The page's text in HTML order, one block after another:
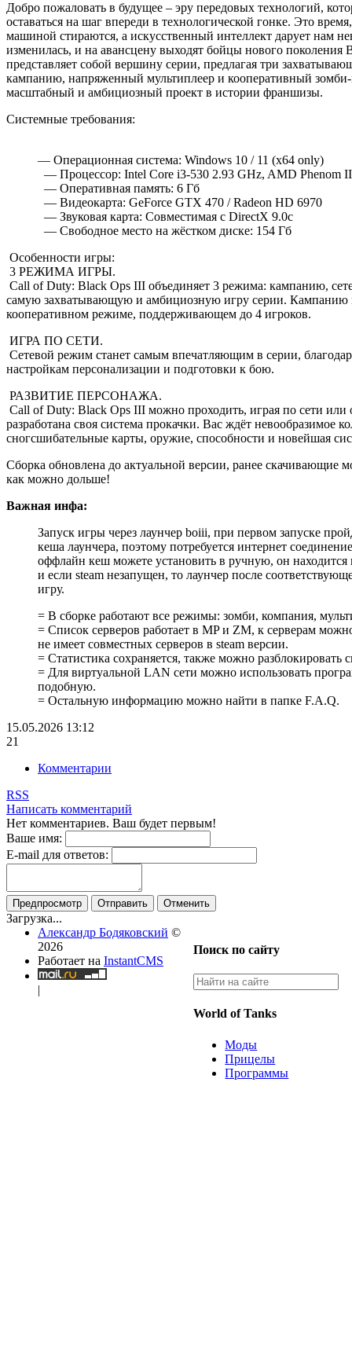
Добро пожаловать в будущее – эру передовых технологий,
оставаться на шаг впереди в технологической гонке. Это
машиной стираются, а искусственный интеллект дарует нам
изменилась, и на авансцену выходят бойцы нового
представляет собой вершину серии, предлагая три
кампанию, напряженный мультиплеер и кооперативный
масштабный и амбициозный проект в истории франшизы.
Системные требования:
— Операционная система: Windows 10 / 11 (x64 only)
— Процессор: Intel Core i3-530 2.93 GHz, AMD Phenom
— Оперативная память: 6 Гб
— Видеокарта: GeForce GTX 470 / Radeon HD 6970
— Звуковая карта: Совместимая с DirectX 9.0c
— Свободное место на жёстком диске: 154 Гб
Особенности игры:
3 РЕЖИМА ИГРЫ.
Call of Duty: Black Ops III объединяет 3 режима: кампанию,
самую захватывающую и амбициозную игру серии. Кампанию
кооперативном режиме, поддерживающем до 4 игроков.
ИГРА ПО СЕТИ.
Сетевой режим станет самым впечатляющим в серии,
настройкам персонализации и подготовки к бою.
РАЗВИТИЕ ПЕРСОНАЖА.
Call of Duty: Black Ops III можно проходить, играя по сети или
разработана своя система прокачки. Вас ждёт невообразимое
сногсшибательные карты, оружие, способности и новейшая
Сборка обновлена до актуальной версии, ранее скачивающие
как можно дольше!
Важная инфа:
Запуск игры через лаунчер boiii, при первом запуске
кеша лаунчера, поэтому потребуется интернет
оффлайн кеш можете установить в ручную, он находится
и если steam незапущен, то лаунчер после
игру.
= В сборке работают все режимы: зомби, компания,
= Список серверов работает в MP и ZM, к серверам
не имеет совместных серверов в steam версии.
= Статистика сохраняется, также можно
= Для виртуальной LAN сети можно использовать
подобную.
= Остальную информацию можно найти в папке F.A.Q.
15.05.2026 13:12
21
Комментарии
RSS
Написать комментарий
Нет комментариев. Ваш будет первым!
Ваше имя:
E-mail для ответов:
Предпросмотр Отправить Отменить
Загрузка...
Поиск по сайту
World of Tanks
Моды
Прицелы
Программы
Александр Бодяковский ©
2026
Работает на InstantCMS
|